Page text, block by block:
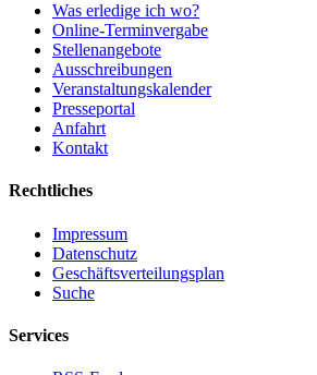
Was erledige ich wo?
Online-Terminvergabe
Stellenangebote
Ausschreibungen
Veranstaltungskalender
Presseportal
Anfahrt
Kontakt
Rechtliches
Impressum
Datenschutz
Geschäftsverteilungsplan
Suche
Services